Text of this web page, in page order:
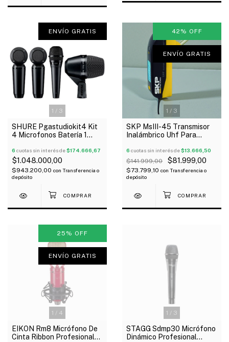
1 / 3
ENVÍO GRATIS
SHURE Pgastudiokit4 Kit
4 Microfonos Batería 1
Pga181 Oferta!
6 cuotas sin interés de$174.666,67
$1.048.000,00
$943.200,00 con Transferencia o
depósito
1 / 3
42 % OFF
ENVÍO GRATIS
SKP MsIII-45 Transmisor
Inalámbrico Uhf Para
Outlet!
6 cuotas sin interés de$13.666,50
$141.999,00 $81.999,00
$73.799,10 con Transferencia o
depósito
1 / 4
25 % OFF
ENVÍO GRATIS
EIKON Rm8 Micrófono De
Cinta Ribbon Profesional
1 / 3
STAGG Sdmp30 Micrófono
Dinámico Profesional